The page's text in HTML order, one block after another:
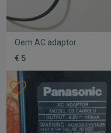
Oem AC adaptor
μεταχειρισμένο
€ 5